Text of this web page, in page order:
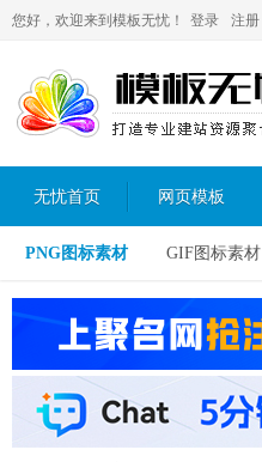
您好，欢迎来到模板无忧！ 登录 注册
无忧首页 网页模板
PNG图标素材 GIF图标素材